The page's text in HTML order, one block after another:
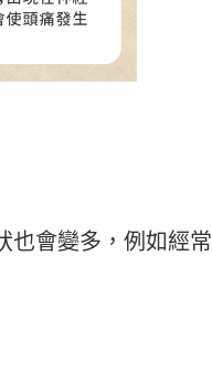
也會變多，例如經常